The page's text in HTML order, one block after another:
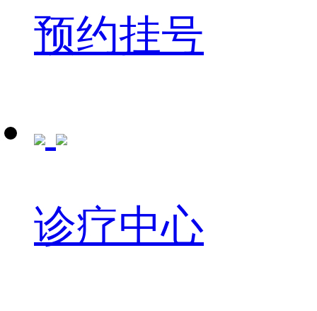
预约挂号
诊疗中心